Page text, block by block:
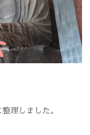
理しました。